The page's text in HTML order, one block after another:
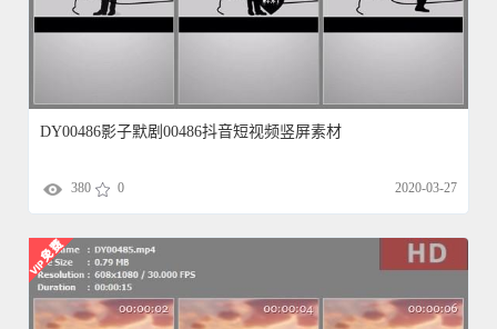
DY00486影子默剧00486抖音短视频竖屏素材
380 0 2020-03-27